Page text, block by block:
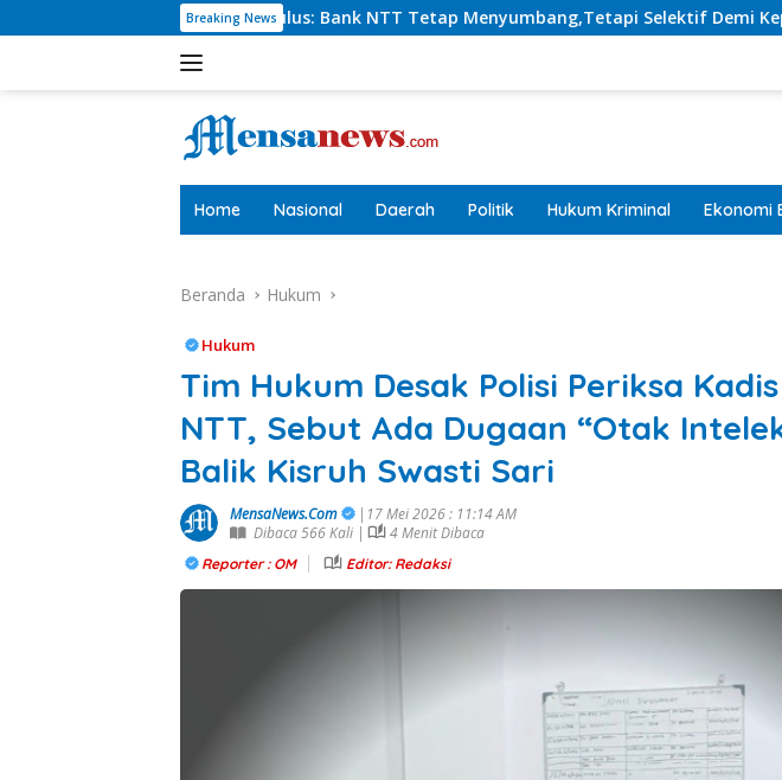
ke
Breaking News
Paulus: Bank NTT Tetap Menyumbang,Tetapi Selektif Demi Kepentingan Masyarakat
Home Nasional Daerah Politik Hukum Kriminal Ekonomi
Beranda Hukum
Hukum
Tim Hukum Desak Polisi Periksa
NTT, Sebut Ada Dugaan “Otak
Balik Kisruh Swasti Sari
MensaNews.Com
|17 Mei 2026 : 11:14 AM
Dibaca 566 Kali |
4 Menit Dibaca
Reporter : OM Editor: Redaksi